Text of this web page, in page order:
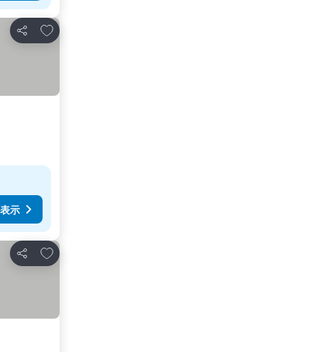
シェア
お気に入りに追加
示
シェア
お気に入りに追加